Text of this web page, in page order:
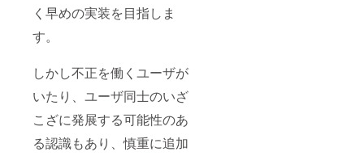
く早めの実装を目指しま
す。
しかし不正を働くユーザが
いたり、ユーザ同士のいざ
こざに発展する可能性のあ
る認識もあり、慎重に追加